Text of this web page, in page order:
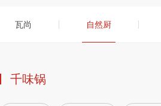
瓦尚 自然厨
千味锅